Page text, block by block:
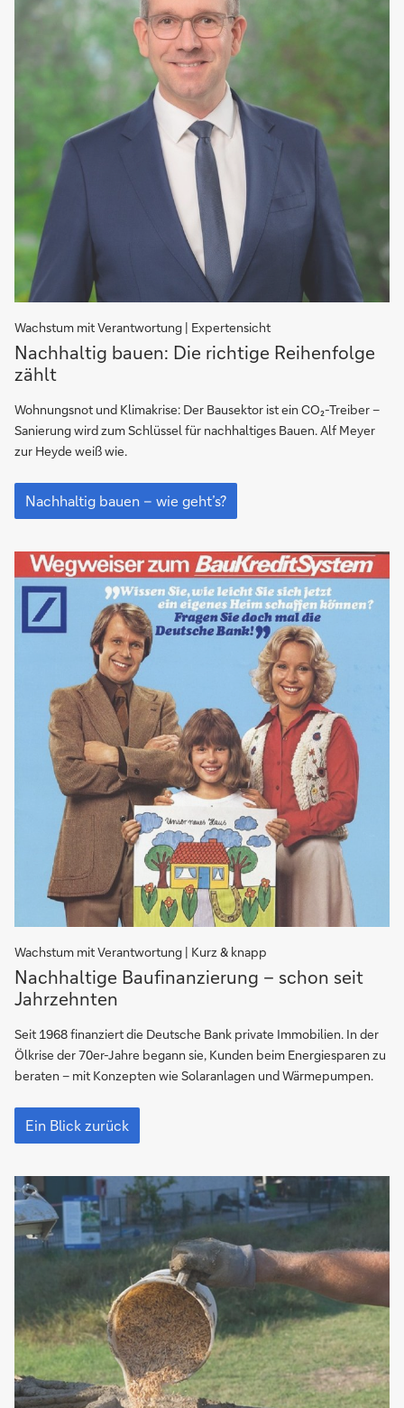
Wachstum mit Verantwortung | Expertensicht
Nachhaltig
bauen:
Die
richtige
Reihenfolge
zählt
Nachhaltig bauen: Die richtige Reihenfolge
zählt
Wohnungsnot und Klimakrise: Der Bausektor ist ein CO₂-Treiber –
Sanierung wird zum Schlüssel für nachhaltiges Bauen. Alf Meyer
zur Heyde weiß wie.
Nachhaltig
bauen:
Die
Reihenfolge
zählt
Nachhaltig bauen – wie geht’s?
Wachstum mit Verantwortung | Kurz & knapp
Nachhaltige
Baufinanzierung
–
schon
seit
Jahrzehnten
Nachhaltige Baufinanzierung – schon seit
Jahrzehnten
Seit 1968 finanziert die Deutsche Bank private Immobilien. In der
Ölkrise der 70er-Jahre begann sie, Kunden beim Energiesparen zu
beraten – mit Konzepten wie Solaranlagen und Wärmepumpen.
Nachhaltige
Baufinanzierung
–
seit
Jahrzehnten
Ein Blick zurück